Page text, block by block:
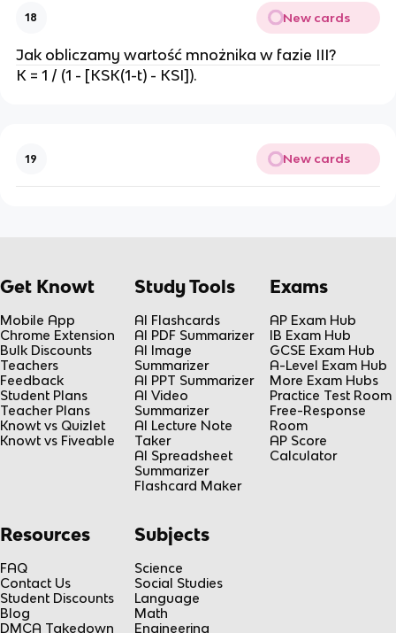
18 New cards
Jak obliczamy wartość mnożnika w fazie III?
K = 1 / (1 - [KSK(1-t) - KSI]).
19 New cards
Get Knowt
Mobile App
Chrome Extension
Bulk Discounts
Teachers
Feedback
Student Plans
Teacher Plans
Knowt vs Quizlet
Knowt vs Fiveable
Study Tools
AI Flashcards
AI PDF Summarizer
AI Image
Summarizer
AI PPT Summarizer
AI Video
Summarizer
AI Lecture Note
Taker
AI Spreadsheet
Summarizer
Flashcard Maker
Exams
AP Exam Hub
IB Exam Hub
GCSE Exam Hub
A-Level Exam Hub
More Exam Hubs
Practice Test Room
Free-Response
Room
AP Score
Calculator
Resources
FAQ
Contact Us
Student Discounts
Blog
DMCA Takedown
Subjects
Science
Social Studies
Language
Math
Engineering